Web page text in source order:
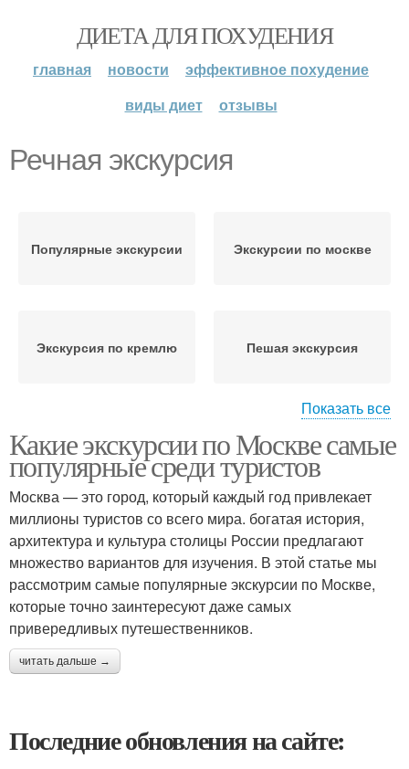
ДИЕТА ДЛЯ ПОХУДЕНИЯ
главная новости
эффективное похудение
виды диет
отзывы
Речная экскурсия
Популярные экскурсии Экскурсии по москве
Экскурсия по кремлю Пешая экскурсия
Экскурсия по центру
Экскурсия по москве-
реке
Экскурсия в
третьяковскую галерею
Экскурсия в музей
Показать все
Какие экскурсии по Москве самые
популярные среди туристов
Москва — это город, который каждый год привлекает
миллионы туристов со всего мира. богатая история,
архитектура и культура столицы России предлагают
множество вариантов для изучения. В этой статье мы
рассмотрим самые популярные экскурсии по Москве,
которые точно заинтересуют даже самых
привередливых путешественников.
читать дальше →
Последние обновления на сайте: